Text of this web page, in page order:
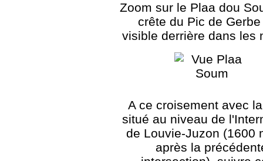
Zoom sur le Plaa dou
crête du Pic de
visible derrière dans les
A ce croisement avec
situé au niveau de
de Louvie-Juzon (1600
après la